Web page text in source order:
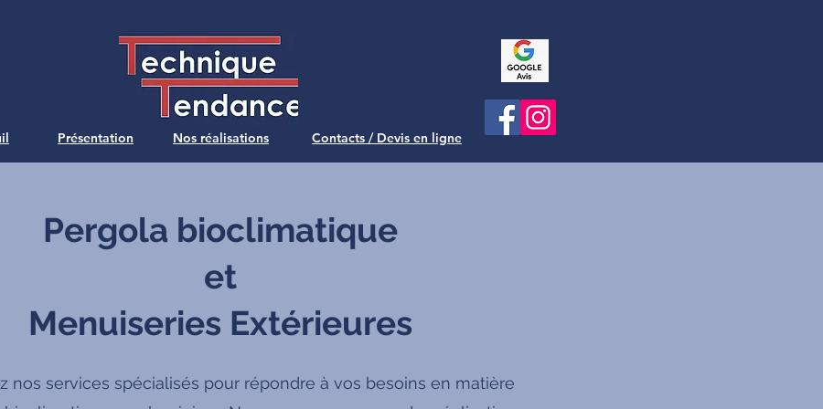
Présentation Nos réalisations Contacts / Devis en ligne
Pergola bioclimatique
et
Menuiseries Extérieures
nos services spécialisés pour répondre à vos besoins en matière